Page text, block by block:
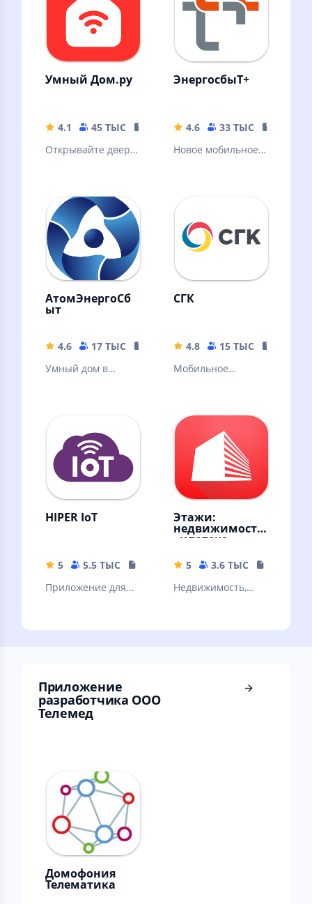
Умный Дом.ру
4.1 45 ТЫС
96.19 MB
Открывайте двери
прикасаясь к
домофону
ЭнергосбыТ+
4.6 33 ТЫС
Новое мобильное
АтомЭнергоСб
ыт
4.6 17 ТЫС
100.25 MB
Умный дом в
СГК
4.8 15 ТЫС
Мобильное
генерирующая
компания"
HIPER IoT
5 5.5 ТЫС
104.34 MB
Приложение для
Этажи:
недвижимость
, ипотека
5 3.6 ТЫС
Недвижимость,
Приложение
разработчика ООО
Телемед
Домофония
Телематика